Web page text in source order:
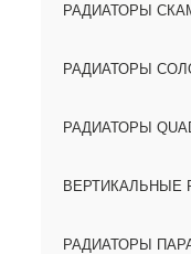
РАДИАТОРЫ
РАДИАТОРЫ
РАДИАТОРЫ
ВЕРТИКАЛЬНЫЕ
РАДИАТОРЫ